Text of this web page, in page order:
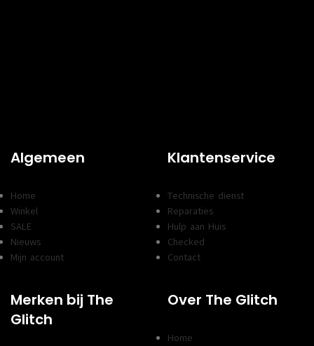
Algemeen
Home
Winkel
SALE
Nieuws
Mijn account
Klantenservice
Technische dienst
Reparaties
Hulp aan Huis
Checked
Contact
Merken bij The
Glitch
Over The Glitch
Home